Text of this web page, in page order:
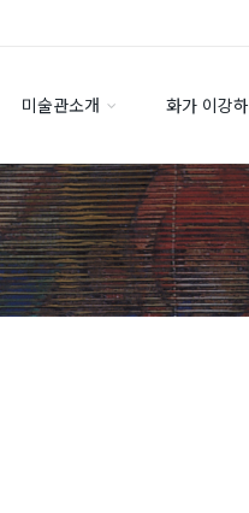
미술관소개 화가 이강하